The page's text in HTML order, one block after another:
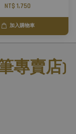
NT$ 1,750
加入購物車
專賣店)